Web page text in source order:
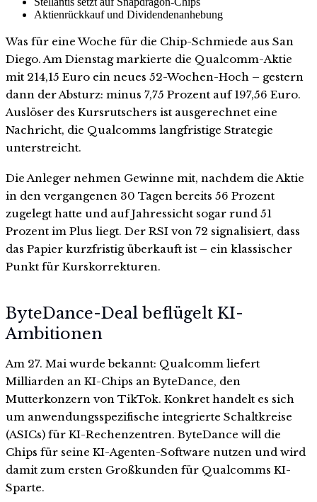
Aktienrückkauf und Dividendenanhebung
Was für eine Woche für die Chip-Schmiede aus San
Diego. Am Dienstag markierte die Qualcomm-Aktie
mit 214,15 Euro ein neues 52-Wochen-Hoch – gestern
dann der Absturz: minus 7,75 Prozent auf 197,56 Euro.
Auslöser des Kursrutschers ist ausgerechnet eine
Nachricht, die Qualcomms langfristige Strategie
unterstreicht.
Die Anleger nehmen Gewinne mit, nachdem die Aktie
in den vergangenen 30 Tagen bereits 56 Prozent
zugelegt hatte und auf Jahressicht sogar rund 51
Prozent im Plus liegt. Der RSI von 72 signalisiert, dass
das Papier kurzfristig überkauft ist – ein klassischer
Punkt für Kurskorrekturen.
ByteDance-Deal beflügelt KI-
Ambitionen
Am 27. Mai wurde bekannt: Qualcomm liefert
Milliarden an KI-Chips an ByteDance, den
Mutterkonzern von TikTok. Konkret handelt es sich
um anwendungsspezifische integrierte Schaltkreise
(ASICs) für KI-Rechenzentren. ByteDance will die
Chips für seine KI-Agenten-Software nutzen und wird
damit zum ersten Großkunden für Qualcomms KI-
Sparte.